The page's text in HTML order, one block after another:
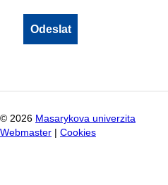
© 2026 Masarykova univerzita
Webmaster
Cookies